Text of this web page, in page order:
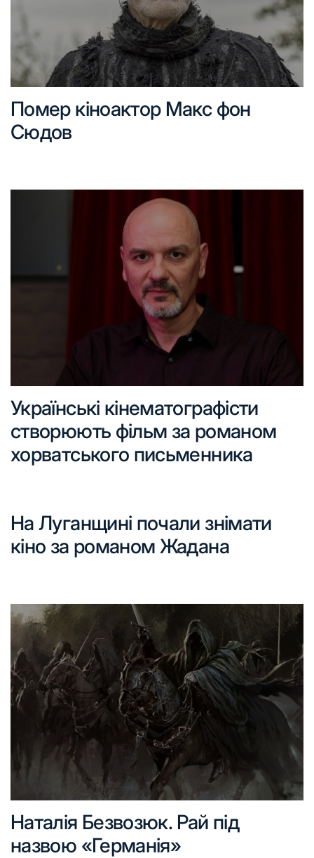
Помер кіноактор Макс фон
Сюдов
Українські кінематографісти
створюють фільм за романом
хорватського письменника
На Луганщині почали знімати
кіно за романом Жадана
Наталія Безвозюк. Рай під
назвою «Германія»